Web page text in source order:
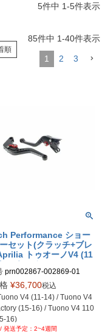
5件中 1-5件表示
順
85件中 1-40件表示
1 2 3
Performance ショー
セット(クラッチ+ブレ
トゥオーノV4 (11
ゥオーノV4 1100 Fact
16) / トゥオーノV4 110
16)
prn002867-002869-01
¥36,700税込
V4 (11-14) / Tuono V4
(15-16) / Tuono V4 110
16)
2~4週間